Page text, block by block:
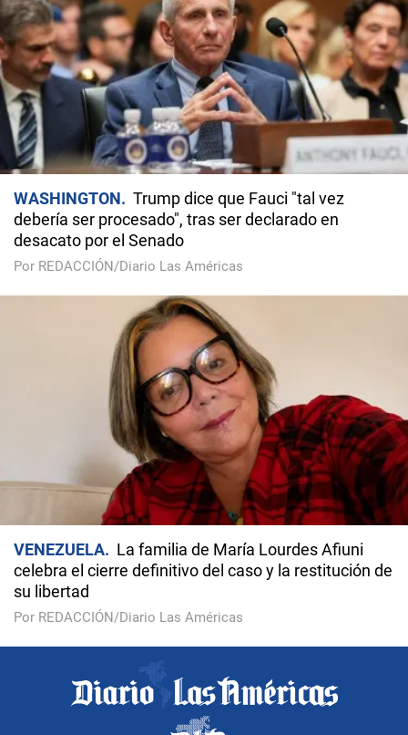
WASHINGTON
Trump dice que Fauci "tal vez
debería ser procesado", tras ser declarado en
desacato por el Senado
Por REDACCIÓN/Diario Las Américas
VENEZUELA
La familia de María Lourdes Afiuni
celebra el cierre definitivo del caso y la restitución de
su libertad
Por REDACCIÓN/Diario Las Américas